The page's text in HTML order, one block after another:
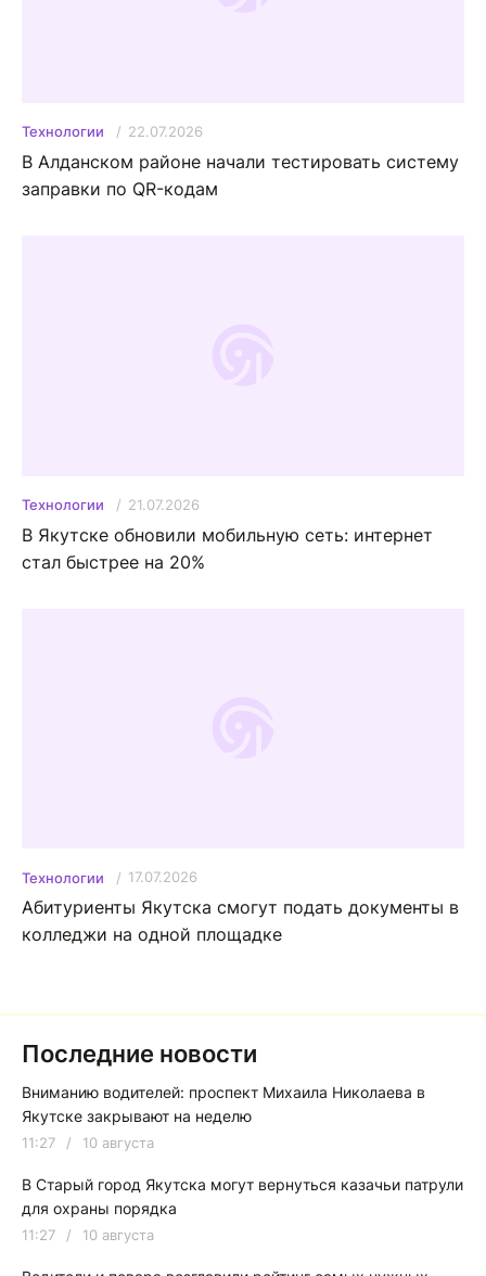
Технологии 22.07.2026
В Алданском районе начали тестировать систему
заправки по QR-кодам
Технологии 21.07.2026
В Якутске обновили мобильную сеть: интернет
стал быстрее на 20%
Технологии 17.07.2026
Абитуриенты Якутска смогут подать документы в
колледжи на одной площадке
Последние новости
Вниманию водителей: проспект Михаила Николаева в
Якутске закрывают на неделю
11:27 / 10 августа
В Старый город Якутска могут вернуться казачьи патрули
для охраны порядка
11:27 / 10 августа